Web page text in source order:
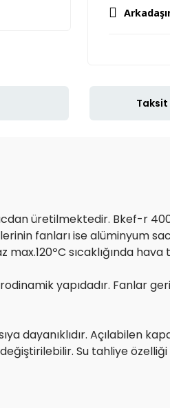
Taksit
üretilmektedir. Bkef-r
fanları ise alüminyum
max.120ºC sıcaklığında
yapıdadır. Fanlar
dayanıklıdır. Açılabilen
Su tahliye